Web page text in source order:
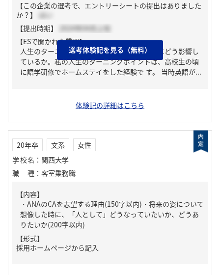
【この企業の選考で、エントリーシートの提出はありました
か？】
はい
【提出時期】
2024年04月上旬
【ESで聞かれた質問】
人生のターニングポイントとそれが今の自分にどう影響し
ているか。私の人生のターニングポイントは、高校生の頃
に語学研修でホームステイをした経験で す。 当時英語が...
体験記の詳細はこちら
選考体験記を見る（無料）
20年卒 文系
女性
学校名 ： 関西大学
職種 ： 客室乗務職
【内容】
・ANAのCAを志望する理由(150字以内)・将来の姿について
想像した時に、「人として」どうなっていたいか、どうあ
りたいか(200字以内)
【形式】
採用ホームページから記入